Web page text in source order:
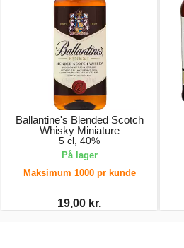
Ballantine's Blended Scotch
Whisky Miniature
5 cl, 40%
På lager
Maksimum 1000 pr kunde
19,00 kr.